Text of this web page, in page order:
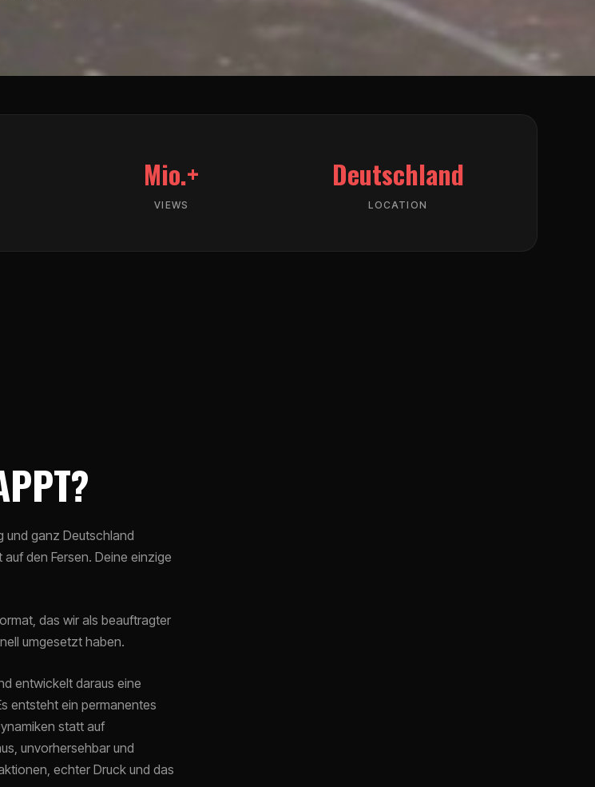
Mio.+
VIEWS
Deutschland
LOCATION
und ganz Deutschland
den Fersen. Deine einzige
das wir als beauftragter
umgesetzt haben.
entwickelt daraus eine
entsteht ein permanentes
statt auf
unvorhersehbar und
echter Druck und das